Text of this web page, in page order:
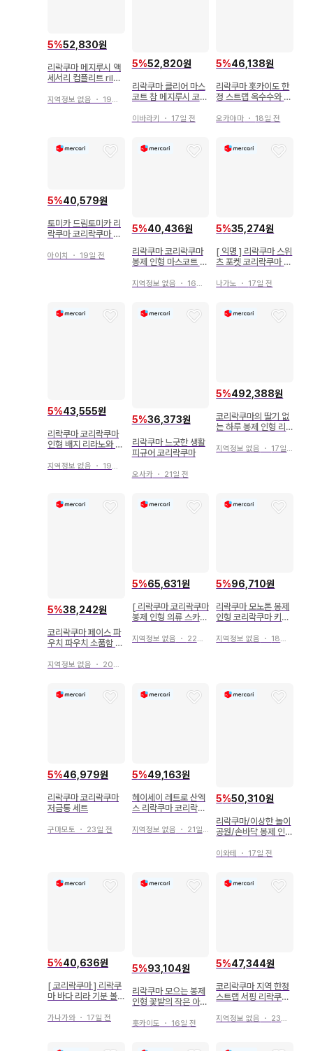
5%52,830원
리락쿠마 메지루시 액
세서리 컴플리트 rilak
지역정보 없음 ・ 19일 전
5%52,820원
리락쿠마 클리어 마스
코트 참 메지루시 코리
이바라키 ・ 17일 전
5%46,138원
리락쿠마 홋카이도 한
정 스트랩 옥수수와 코
오카야마 ・ 18일 전
5%40,579원
토미카 드림토미카 리
락쿠마 코리락쿠마 2
아이치 ・ 19일 전
5%40,436원
리락쿠마 코리락쿠마
봉제 인형 마스코트 이
지역정보 없음 ・ 16일 전
5%35,274원
[ 익명 ] 리락쿠마 스위
츠 포켓 코리락쿠마 체
나가노 ・ 17일 전
5%43,555원
리락쿠마 코리락쿠마
인형 배지 리라노와 한
지역정보 없음 ・ 19일 전
5%36,373원
리락쿠마 느긋한 생활
피규어 코리락쿠마
오사카・ 21일 전
5%492,388원
코리락쿠마의 딸기 없
는 하루 봉제 인형 리
지역정보 없음 ・ 17일 전
5%38,242원
코리락쿠마 페이스 파
우치 파우치 소품함 리
지역정보 없음 ・ 20일 전
5%65,631원
[ 리락쿠마 코리락쿠마
봉제 인형 의류 스카잔
지역정보 없음 ・ 22일 전
5%96,710원
리락쿠마 모노톤 봉제
인형 코리락쿠마 키이
지역정보 없음 ・ 18일 전
5%46,979원
리락쿠마 코리락쿠마
저금통 세트
구마모토 ・ 23일 전
5%49,163원
헤이세이 레트로 산엑
스 리락쿠마 코리락쿠
지역정보 없음 ・ 21일 전
5%50,310원
리락쿠마/이상한 놀이
공원/손바닥 봉제 인형
이기구)
이와테 ・ 17일 전
5%40,636원
[ 코리락쿠마 ] 리락쿠
마 바다 리라 기분 볼
가나가와 ・ 17일 전
5%93,104원
리락쿠마 모으는 봉제
인형 꽃밭의 작은 아기
9
홋카이도 ・ 16일 전
5%47,344원
코리락쿠마 지역 한정
스트랩 서핑 리락쿠마
지역정보 없음 ・ 23일 전